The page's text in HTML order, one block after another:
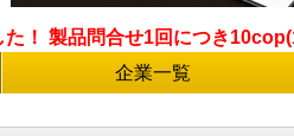
！ 製品問合せ1回につき
企業一覧